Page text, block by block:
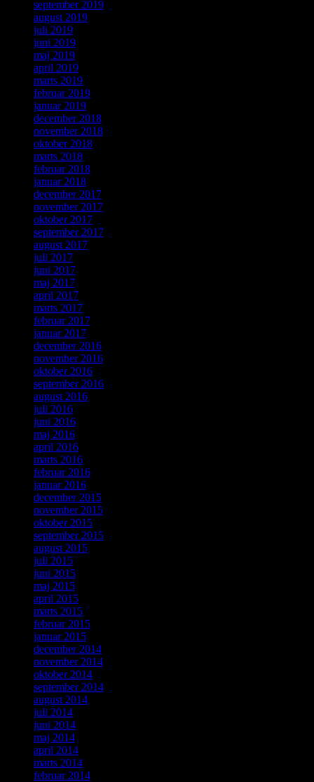
september 2019
august 2019
juli 2019
juni 2019
maj 2019
april 2019
marts 2019
februar 2019
januar 2019
december 2018
november 2018
oktober 2018
marts 2018
februar 2018
januar 2018
december 2017
november 2017
oktober 2017
september 2017
august 2017
juli 2017
juni 2017
maj 2017
april 2017
marts 2017
februar 2017
januar 2017
december 2016
november 2016
oktober 2016
september 2016
august 2016
juli 2016
juni 2016
maj 2016
april 2016
marts 2016
februar 2016
januar 2016
december 2015
november 2015
oktober 2015
september 2015
august 2015
juli 2015
juni 2015
maj 2015
april 2015
marts 2015
februar 2015
januar 2015
december 2014
november 2014
oktober 2014
september 2014
august 2014
juli 2014
juni 2014
maj 2014
april 2014
marts 2014
februar 2014